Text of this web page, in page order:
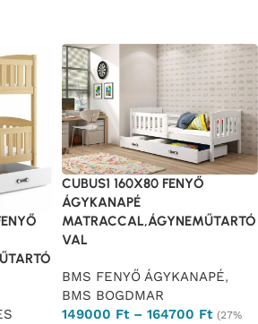
CUBUS1 160X80 FENYŐ
ÁGYKANAPÉ
MATRACCAL,ÁGYNEMŰTARTÓ
VAL
BMS FENYŐ ÁGYKANAPÉ,
BMS BOGDMAR
149000 Ft – 164700 Ft (27%